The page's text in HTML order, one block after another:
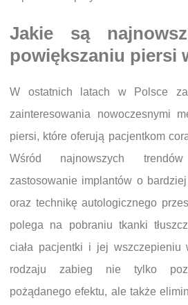
Jakie są
powiększaniu piersi
W ostatnich latach w Polsce
zainteresowania nowoczesnymi
piersi, które oferują pacjentkom
Wśród najnowszych
zastosowanie implantów o
oraz technikę autologicznego
polega na pobraniu tkanki
ciała pacjentki i jej wszczepieniu
rodzaju zabieg nie tylko
pożądanego efektu, ale także